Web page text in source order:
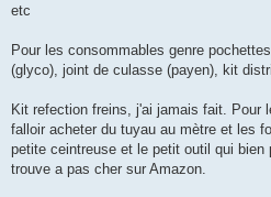
g
etc
Pour les consommables genre
(glyco), joint de culasse (payen), kit
Kit refection freins, j'ai jamais fait. Pour
falloir acheter du tuyau au mètre et les
petite ceintreuse et le petit outil qui
trouve a pas cher sur Amazon.